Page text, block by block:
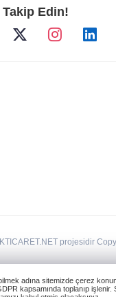
Takip Edin!
projesidir
adına sitemizde çerez
kapsamında toplanıp işlenir.